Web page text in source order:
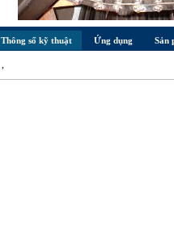
Thông số kỹ thuật Ứng dụng Sản
,